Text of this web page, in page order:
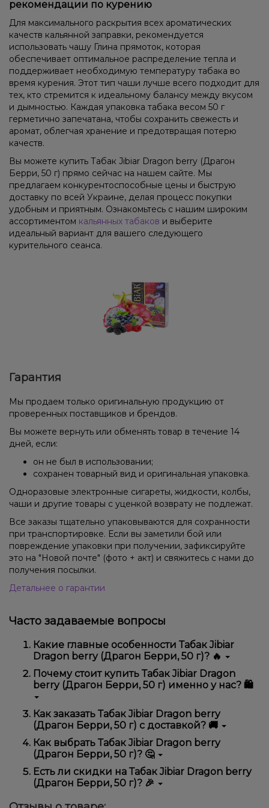
рекомендации по курению
Для максимального раскрытия всех ароматических
качеств кальянной заправки, рекомендуется
использовать чашу Глина прямоток, которая
обеспечивает оптимальное распределение тепла и
поддерживает необходимую температуру табака во
время курения. Этот тип чаши лучше всего подходит для
тех, кто стремится к идеальному балансу между вкусом
и дымностью. Каждая упаковка табака весом 50 г
герметично запечатана, чтобы сохранить свежесть и
аромат, облегчая хранение и предотвращая потерю
качеств.
Вы можете купить Табак Jibiar Dragon berry (Драгон
Берри, 50 г) прямо сейчас на нашем сайте. Мы
предлагаем конкурентоспособные цены и быструю
доставку по всей Украине, делая процесс покупки
удобным и приятным. Ознакомьтесь с нашим широким
ассортиментом кальянных табаков и выберите
идеальный вариант для вашего следующего
курительного сеанса.
Гарантия
Мы продаем только оригинальную продукцию от
проверенных поставщиков и брендов.
Вы можете вернуть или обменять товар в течение 14
дней, если:
он не был в использовании;
сохранен товарный вид и оригинальная упаковка.
Одноразовые электронные сигареты, жидкости, колбы,
чаши и другие товары с уценкой возврату не подлежат.
Все заказы тщательно упаковываются для сохранности
при транспортировке. Если вы заметили бой или
повреждение упаковки при получении, зафиксируйте
это на "Новой почте" (фото + акт) и свяжитесь с нами до
получения посылки.
Детальнее о гарантии
Часто задаваемые вопросы
Какие главные особенности Табак Jibiar
Dragon berry (Драгон Берри, 50 г)? 🔥
Табак Jibiar Dragon berry (Драгон Берри, 50 г)
отличается высоким качеством, удобством
использования и надежностью.
Почему стоит купить Табак Jibiar Dragon
berry (Драгон Берри, 50 г) именно у нас? 🛍️
Мы предлагаем только оригинальную продукцию,
широкий ассортимент, выгодные цены и быструю
доставку. Кроме того, у нас регулярные акции и
скидки для клиентов!
Как заказать Табак Jibiar Dragon berry
(Драгон Берри, 50 г) с доставкой? 🚚
Оформить заказ можно в несколько кликов:
Добавьте Табак Jibiar Dragon berry (Драгон
Берри, 50 г) в корзину.
Перейдите к оформлению заказа.
доставки.
Как выбрать Табак Jibiar Dragon berry
(Драгон Берри, 50 г)? 🤔
Выбор зависит от ваших предпочтений – например,
если это кальян, учитывайте размер, материал и тип
чаши, если вейп – мощность и вкус. Наши
Есть ли скидки на Табак Jibiar Dragon berry
(Драгон Берри, 50 г)? 🎉